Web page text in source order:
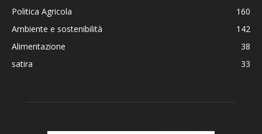
Politica Agricola
160
Ambiente e sostenibilità
142
Alimentazione
38
satira
33